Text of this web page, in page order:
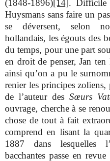
(1848-1896) [14] . Difficile
Huysmans sans faire un
se déversent, selon
hollandais, les égouts des
du temps, pour une part
en droit de penser, Jan
ainsi qu’on a pu le
renier les principes
de l’auteur des Sœurs
ouvrage, cherche à se
chose de tout à fait
comprend en lisant la
1887 dans lesquelles
bacchantes passe en